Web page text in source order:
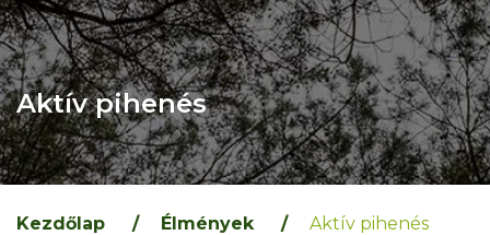
Aktív pihenés
Kezdőlap / Élmények / Aktív pihenés